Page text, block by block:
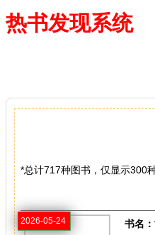
热书发现系统
*总计717种图书，仅显示300
2026-05-24 书名：